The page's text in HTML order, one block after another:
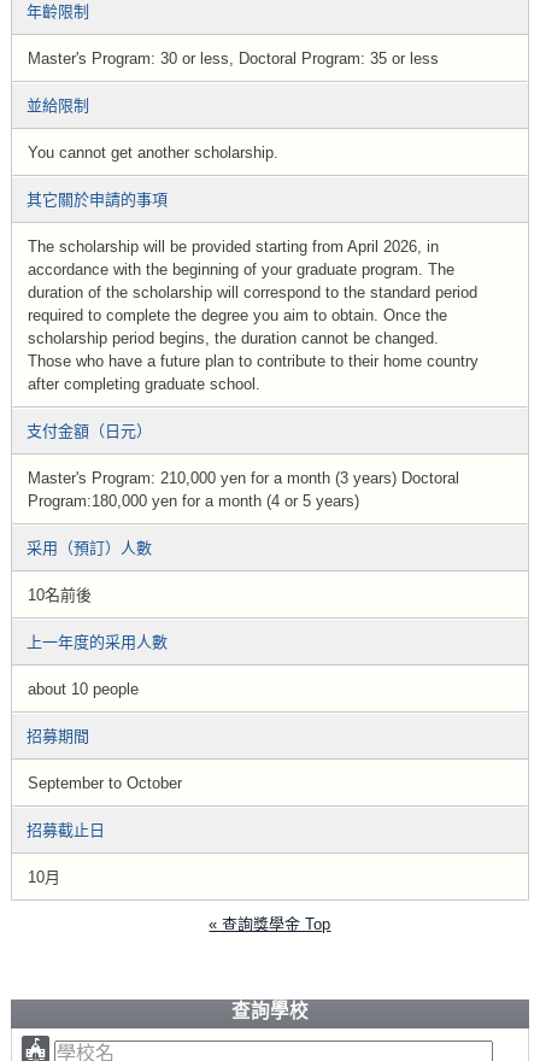
年齡限制
Master's Program: 30 or less, Doctoral Program: 35 or less
並給限制
You cannot get another scholarship.
其它關於申請的事項
The scholarship will be provided starting from April 2026, in
accordance with the beginning of your graduate program. The
duration of the scholarship will correspond to the standard period
required to complete the degree you aim to obtain. Once the
scholarship period begins, the duration cannot be changed.
Those who have a future plan to contribute to their home country
after completing graduate school.
支付金額（日元）
Master's Program: 210,000 yen for a month (3 years) Doctoral
Program:180,000 yen for a month (4 or 5 years)
采用（預訂）人數
10名前後
上一年度的采用人數
about 10 people
招募期間
September to October
招募截止日
10月
« 查詢獎學金 Top
查詢學校